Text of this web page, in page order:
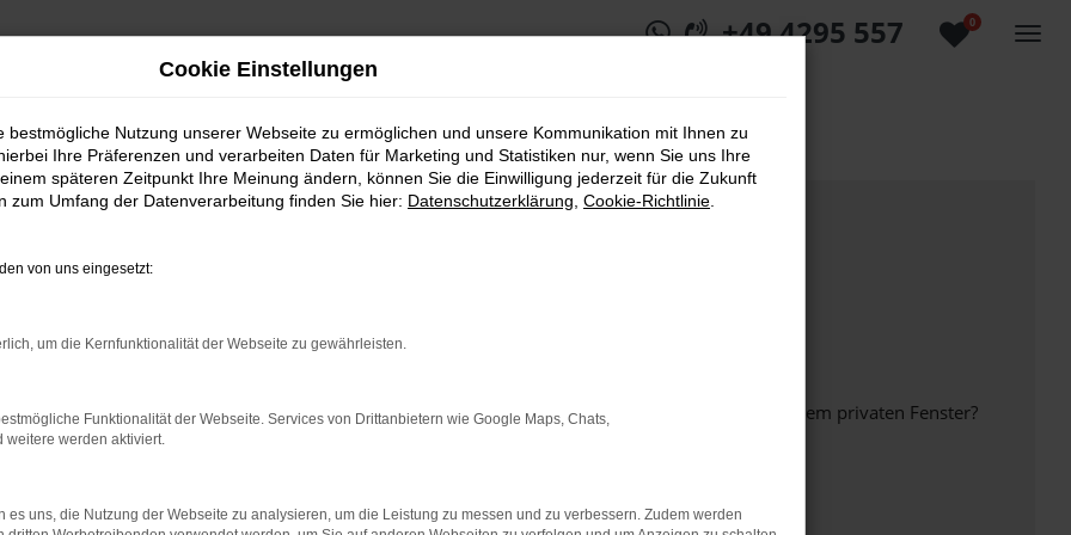
0
+49 4295 557
bestimmter Seiten verhindern. Funktioniert die Seite in einem anderen Browser oder in einem privaten Fenster?
beheben.
auf dem neuesten Stand sind.
Cookie Einstellungen
bestmögliche Nutzung unserer Webseite zu ermöglichen und unsere Kommunikation mit Ihnen zu
Ihre Präferenzen und verarbeiten Daten für Marketing und Statistiken nur, wenn Sie uns Ihre
späteren Zeitpunkt Ihre Meinung ändern, können Sie die Einwilligung jederzeit für die Zukunft
zum Umfang der Datenverarbeitung finden Sie hier: Datenschutzerklärung Cookie-Richtlinie
von uns eingesetzt:
um die Kernfunktionalität der Webseite zu gewährleisten.
Funktionalität der Webseite. Services von Drittanbietern wie Google Maps, Chats,
weitere werden aktiviert.
es uns, die Nutzung der Webseite zu analysieren, um die Leistung zu messen und zu verbessern. Zudem werden